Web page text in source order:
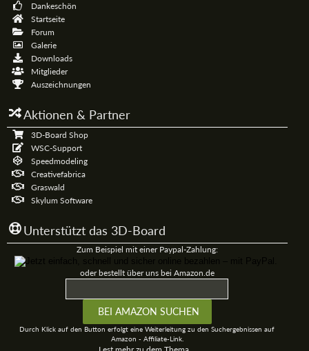
Dankeschön
Startseite
Forum
Galerie
Downloads
Mitglieder
Auszeichnungen
Aktionen & Partner
3D-Board Shop
WSC-Support
Speedmodeling
Creativefabrica
Graswald
Skylum Software
Unterstützt das 3D-Board
Zum Beispiel mit einer Paypal-Zahlung:
oder bestellt über uns bei Amazon.de
Durch Klick auf den Button erfolgt eine Weiterleitung zu den Suchergebnissen auf
Amazon - Affiliate-Link.